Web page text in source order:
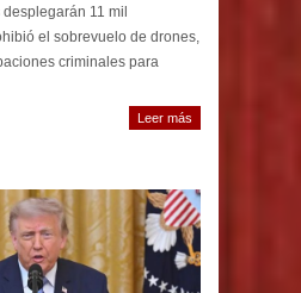
11 mil
el sobrevuelo de drones,
criminales para
Leer más